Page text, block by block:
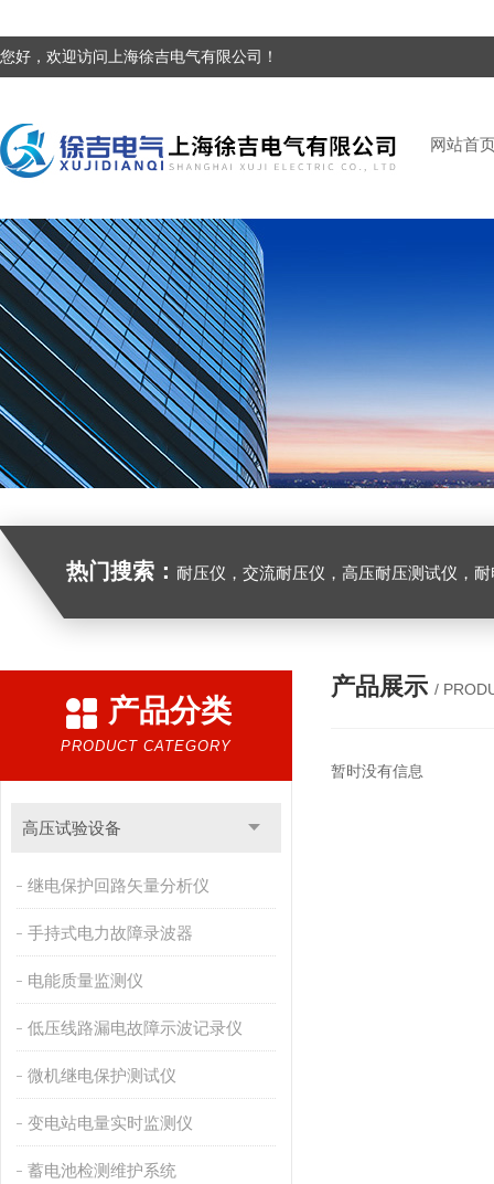
您好，欢迎访问上海徐吉电气有限公司！
网站首
热门搜索： 耐压仪，交流耐压仪，高压耐压测试仪，
产品分类
PRODUCT CATEGORY
高压试验设备
继电保护回路矢量分析仪
手持式电力故障录波器
电能质量监测仪
低压线路漏电故障示波记录仪
微机继电保护测试仪
变电站电量实时监测仪
蓄电池检测维护系统
产品展示 /
暂时没有信息